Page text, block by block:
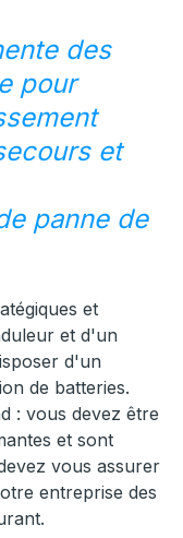
des
pour
et
panne de
et
et d'un
d'un
de batteries.
: vous devez être
et sont
vous assurer
entreprise des